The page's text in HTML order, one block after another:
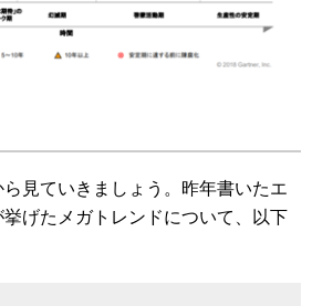
見ていきましょう。昨年書いたエ
挙げたメガトレンドについて、以下